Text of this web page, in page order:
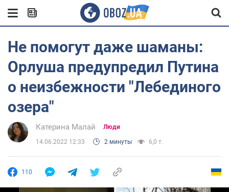
Не помогут даже шаманы:
Орлуша предупредил Путина
о неизбежности "Лебединого
озера"
Катерина Малай Люди
14.06.2022 12:33 2 минуты 6,0 т.
110